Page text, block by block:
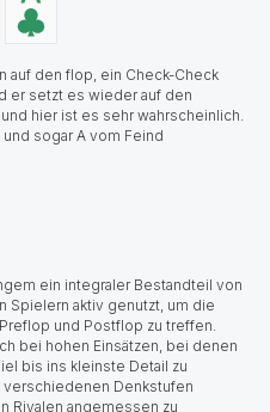
auf den flop, ein Check-Check
er setzt es wieder auf den
hier ist es sehr wahrscheinlich.
sogar A vom Feind
ein integraler Bestandteil von
aktiv genutzt, um die
und Postflop zu treffen.
bei hohen Einsätzen, bei denen
bis ins kleinste Detail zu
Denkstufen
Rivalen angemessen zu